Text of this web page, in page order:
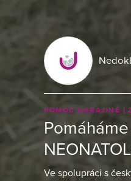
POMOC UKRAJINĚ
Ve spolupráci s